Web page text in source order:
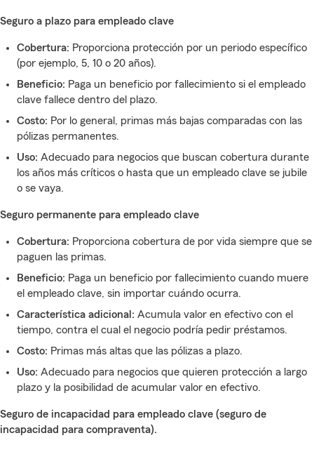
Seguro a plazo para empleado clave
Cobertura: Proporciona protección por un periodo específico
(por ejemplo, 5, 10 o 20 años).
Beneficio: Paga un beneficio por fallecimiento si el empleado
clave fallece dentro del plazo.
Costo: Por lo general, primas más bajas comparadas con las
pólizas permanentes.
Uso: Adecuado para negocios que buscan cobertura durante
los años más críticos o hasta que un empleado clave se jubile
o se vaya.
Seguro permanente para empleado clave
Cobertura: Proporciona cobertura de por vida siempre que se
paguen las primas.
Beneficio: Paga un beneficio por fallecimiento cuando muere
el empleado clave, sin importar cuándo ocurra.
Característica adicional: Acumula valor en efectivo con el
tiempo, contra el cual el negocio podría pedir préstamos.
Costo: Primas más altas que las pólizas a plazo.
Uso: Adecuado para negocios que quieren protección a largo
plazo y la posibilidad de acumular valor en efectivo.
Seguro de incapacidad para empleado clave (seguro de
incapacidad para compraventa).